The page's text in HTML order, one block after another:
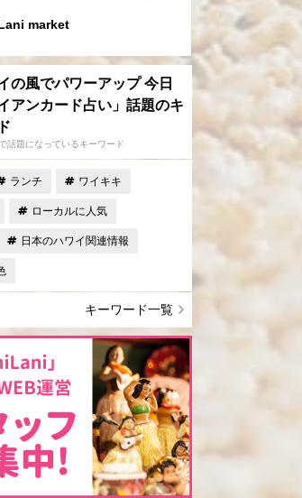
market
の風でパワーアップ 今日
アンカード占い」話題のキ
話題になっているキーワード
ランチ ワイキキ
ローカルに人気
日本のハワイ関連情報
キーワード一覧